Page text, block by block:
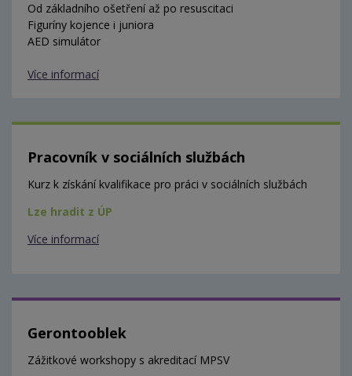
Od základního ošetření až po resuscitaci
Figuríny kojence i juniora
AED simulátor
Více informací
Pracovník v sociálních službách
Kurz k získání kvalifikace pro práci v sociálních službách
Lze hradit z ÚP
Více informací
Gerontooblek
Zážitkové workshopy s akreditací MPSV